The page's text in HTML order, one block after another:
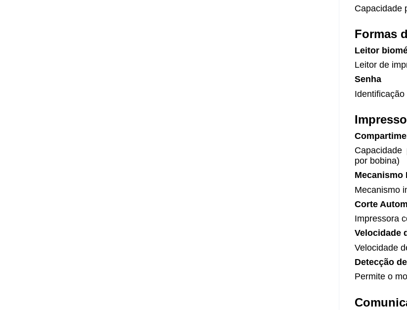
Capacidade
Formas
Leitor
Leitor de
Senha
por bobina)
Mecanismo
Mecanismo
Corte
Impressora
Velocidade
Velocidade
Detecção
Permite o